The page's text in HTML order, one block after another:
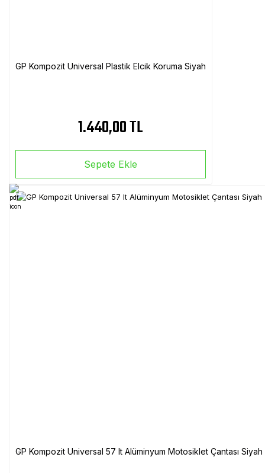
GP Kompozit Universal Plastik Elcik Koruma Siyah
1.440,00 TL
Sepete Ekle
GP Kompozit Universal 57 lt Alüminyum Motosiklet Çantası Siyah